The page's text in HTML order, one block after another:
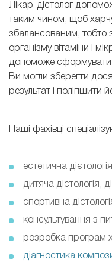
Лікар-дієтолог
таким чином, щоб
збалансованим, тобто
організму вітаміни і
допоможе сформувати
Ви могли зберегти
результат і поліпшити
Наші фахівці
естетична дієтологія
дитяча дієтологія,
спортивна
консультування з
розробка програм
діагностика